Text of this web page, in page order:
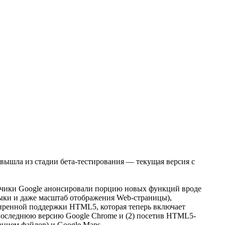
из стадии бета-тестирования — текущая версия с
Google анонсировали порцию новых функций вроде
и даже масштаб отображения Web-страницы),
поддержки HTML5, которая теперь включает
версию Google Chrome и (2) посетив HTML5-